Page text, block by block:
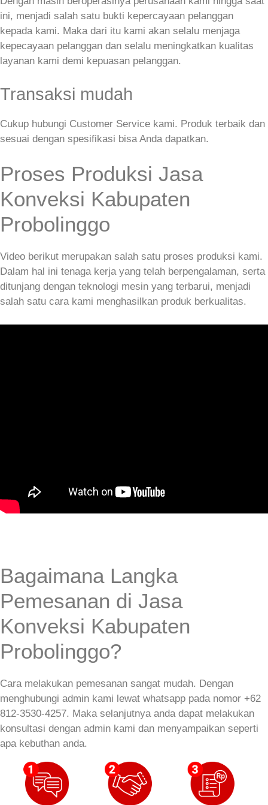
ini, menjadi salah satu bukti kepercayaan pelanggan
kepada kami. Maka dari itu kami akan selalu menjaga
kepecayaan pelanggan dan selalu meningkatkan kualitas
layanan kami demi kepuasan pelanggan.
Transaksi mudah
Cukup hubungi Customer Service kami. Produk terbaik dan
sesuai dengan spesifikasi bisa Anda dapatkan.
Proses Produksi Jasa
Konveksi Kabupaten
Probolinggo
Video berikut merupakan salah satu proses produksi kami.
Dalam hal ini tenaga kerja yang telah berpengalaman, serta
ditunjang dengan teknologi mesin yang terbarui, menjadi
salah satu cara kami menghasilkan produk berkualitas.
Bagaimana Langka
Pemesanan di Jasa
Konveksi Kabupaten
Probolinggo?
Cara melakukan pemesanan sangat mudah. Dengan
menghubungi admin kami lewat whatsapp pada nomor +62
812-3530-4257. Maka selanjutnya anda dapat melakukan
konsultasi dengan admin kami dan menyampaikan seperti
apa kebuthan anda.